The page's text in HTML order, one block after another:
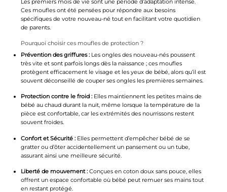
Ces moufles ont été pensées pour répondre aux besoins
spécifiques de votre nouveau-né tout en facilitant votre quotidien
de parents.
Pourquoi choisir ces moufles de protection ?
Prévention des griffures :Les ongles des nouveau-nés poussent
très vite et sont parfois longs dès la naissance ; ces moufles
protègent efficacement le visage et les yeux de bébé, alors qu’il est
souvent déconseillé de couper ses ongles les premières semaines.
Protection contre le froid :Elles maintiennent les petites mains de
bébé au chaud durant la nuit, même lorsque la température de la
pièce est confortable, car les extrémités des nourrissons restent
souvent froides.
Confort et Sécurité :Elles permettent d’empêcher bébé de se
gratter ou d’ôter accidentellement un pansement ou un tube,
assurant ainsi une meilleure sécurité.
Liberté de mouvement :Conçues en coton doux sans pouce, elles
offrent un espace confortable où bébé peut remuer ses mains tout
en restant protégé.